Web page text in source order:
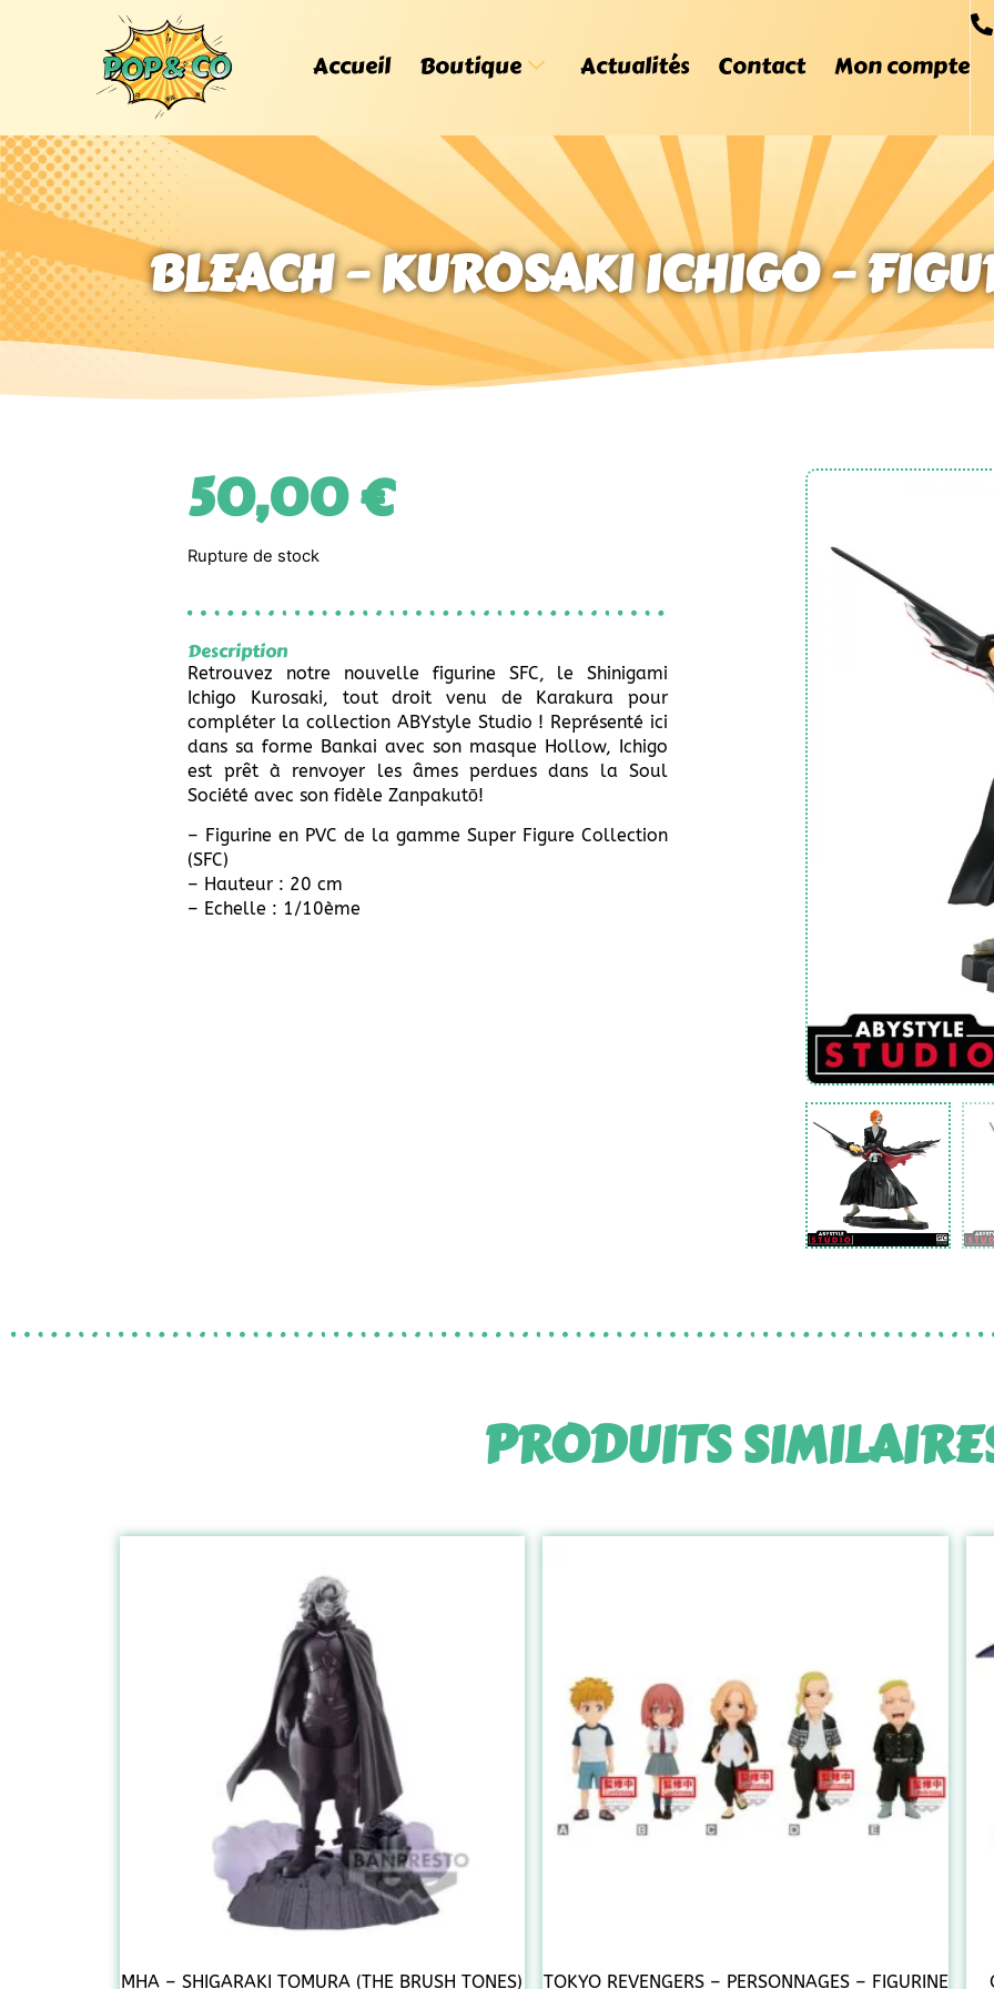
Accueil Boutique Actualités Contact Mon compte
BLEACH – KUROSAKI ICHIGO –
50,00€
Rupture de stock
Description
Retrouvez notre nouvelle figurine SFC, le Shinigami
Ichigo Kurosaki, tout droit venu de Karakura pour
compléter la collection ABYstyle Studio ! Représenté ici
dans sa forme Bankai avec son masque Hollow, Ichigo
est prêt à renvoyer les âmes perdues dans la Soul
Société avec son fidèle Zanpakutō!
– Figurine en PVC de la gamme Super Figure Collection
(SFC)
– Hauteur : 20 cm
– Echelle : 1/10ème
PRODUITS
MHA – SHIGARAKI TOMURA (THE BRUSH TONES) TOKYO REVENGERS – PERSONNAGES – FIGURINE